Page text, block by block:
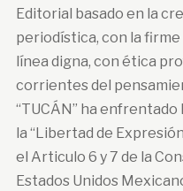
Editorial basado en la
periodística, con la
línea digna, con ética
corrientes del
“TUCÁN” ha
la “Libertad de
el Articulo 6 y 7 de la
Estados Unidos